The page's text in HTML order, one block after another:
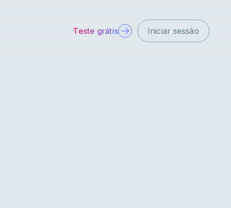
Teste grátis Iniciar sessão